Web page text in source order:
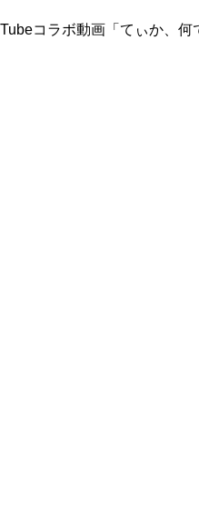
コラボ動画「てぃか、何